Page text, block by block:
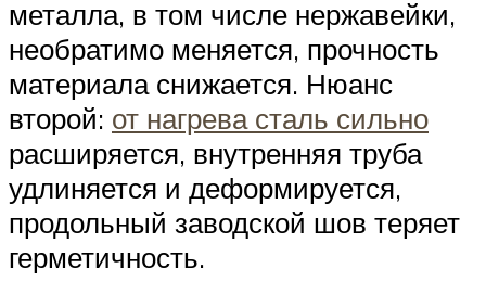
металла, в том числе нержавейки,
необратимо меняется, прочность
материала снижается. Нюанс
второй: от нагрева сталь сильно
расширяется, внутренняя труба
удлиняется и деформируется,
продольный заводской шов теряет
герметичность.